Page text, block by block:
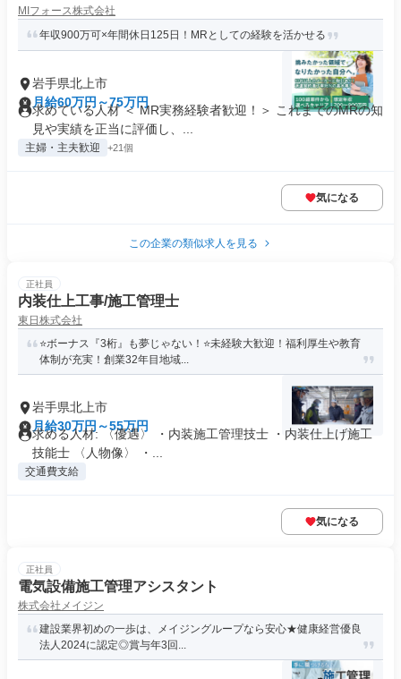
MIフォース株式会社
年収900万可×年間休日125日！MRとしての経験を活かせる
岩手県北上市
月給60万円～75万円
求めている人材 ＜ MR実務経験者歓迎！＞ これまでのMRの知
見や実績を正当に評価し、...
主婦・主夫歓迎 +21個
気になる
この企業の類似求人を見る
正社員
内装仕上工事/施工管理士
東日株式会社
⭐ボーナス『3桁』も夢じゃない！⭐未経験大歓迎！福利厚生や教育
体制が充実！創業32年目地域...
岩手県北上市
月給30万円～55万円
求める人材: 〈優遇〉 ・内装施工管理技士 ・内装仕上げ施工
技能士 〈人物像〉 ・...
交通費支給
気になる
正社員
電気設備施工管理アシスタント
株式会社メイジン
建設業界初めの一歩は、メイジングループなら安心★健康経営優良
法⼈2024に認定◎賞与年3回...